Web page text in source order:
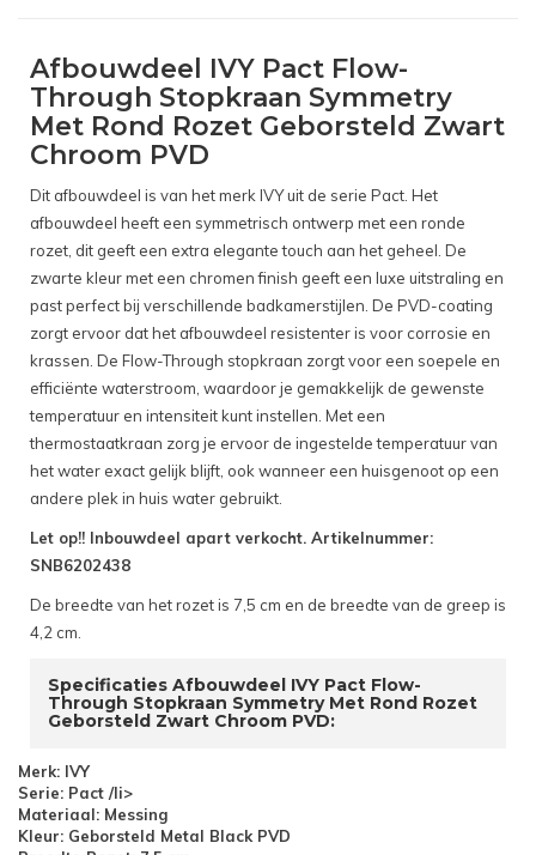
Afbouwdeel IVY Pact Flow-
Through Stopkraan Symmetry
Met Rond Rozet Geborsteld Zwart
Chroom PVD
Dit afbouwdeel is van het merk IVY uit de serie Pact. Het
afbouwdeel heeft een symmetrisch ontwerp met een ronde
rozet, dit geeft een extra elegante touch aan het geheel. De
zwarte kleur met een chromen finish geeft een luxe uitstraling en
past perfect bij verschillende badkamerstijlen. De PVD-coating
zorgt ervoor dat het afbouwdeel resistenter is voor corrosie en
krassen. De Flow-Through stopkraan zorgt voor een soepele en
efficiënte waterstroom, waardoor je gemakkelijk de gewenste
temperatuur en intensiteit kunt instellen. Met een
thermostaatkraan zorg je ervoor de ingestelde temperatuur van
het water exact gelijk blijft, ook wanneer een huisgenoot op een
andere plek in huis water gebruikt.
Let op!! Inbouwdeel apart verkocht. Artikelnummer:
SNB6202438
De breedte van het rozet is 7,5 cm en de breedte van de greep is
4,2 cm.
Specificaties Afbouwdeel IVY Pact Flow-
Through Stopkraan Symmetry Met Rond Rozet
Geborsteld Zwart Chroom PVD:
Merk: IVY
Serie: Pact /li>
Materiaal: Messing
Kleur: Geborsteld Metal Black PVD